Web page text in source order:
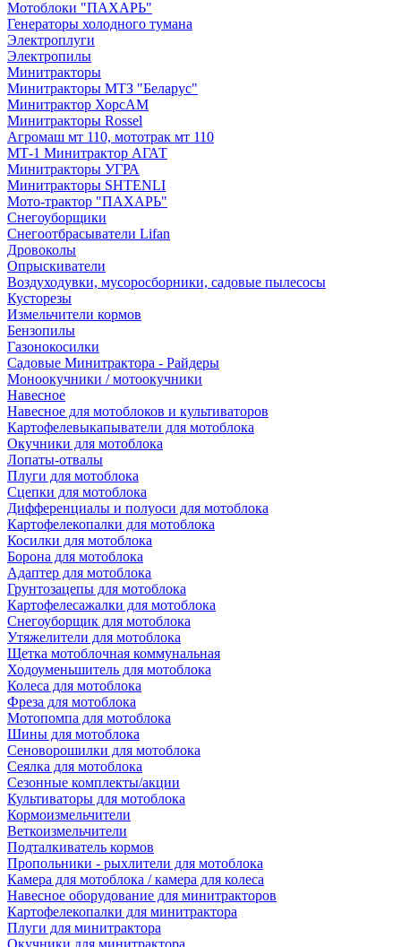
Мотоблоки "ПАХАРЬ"
Генераторы холодного тумана
Электроплуги
Электропилы
Минитракторы
Минитракторы МТЗ "Беларус"
Минитрактор ХорсАМ
Минитракторы Rossel
Агромаш мт 110, мототрак мт 110
МТ-1 Минитрактор АГАТ
Минитракторы УГРА
Минитракторы SHTENLI
Мото-трактор "ПАХАРЬ"
Снегоуборщики
Снегоотбрасыватели Lifan
Дровоколы
Опрыскиватели
Воздуходувки, мусоросборники, cадовые пылесосы
Кусторезы
Измельчители кормов
Бензопилы
Газонокосилки
Садовые Минитрактора - Райдеры
Моноокучники / мотоокучники
Навесное
Навесное для мотоблоков и культиваторов
Картофелевыкапыватели для мотоблока
Окучники для мотоблока
Лопаты-отвалы
Плуги для мотоблока
Сцепки для мотоблока
Дифференциалы и полуоси для мотоблока
Картофелекопалки для мотоблока
Косилки для мотоблока
Борона для мотоблока
Адаптер для мотоблока
Грунтозацепы для мотоблока
Картофелесажалки для мотоблока
Снегоуборщик для мотоблока
Утяжелители для мотоблока
Щетка мотоблочная коммунальная
Ходоуменьшитель для мотоблока
Колеса для мотоблока
Фреза для мотоблока
Мотопомпа для мотоблока
Шины для мотоблока
Сеноворошилки для мотоблока
Сеялка для мотоблока
Сезонные комплекты/акции
Культиваторы для мотоблока
Кормоизмельчители
Веткоизмельчители
Подталкиватель кормов
Пропольники - рыхлители для мотоблока
Камера для мотоблока / камера для колеса
Навесное оборудование для минитракторов
Картофелекопалки для минитрактора
Плуги для минитрактора
Окучники для минитрактора